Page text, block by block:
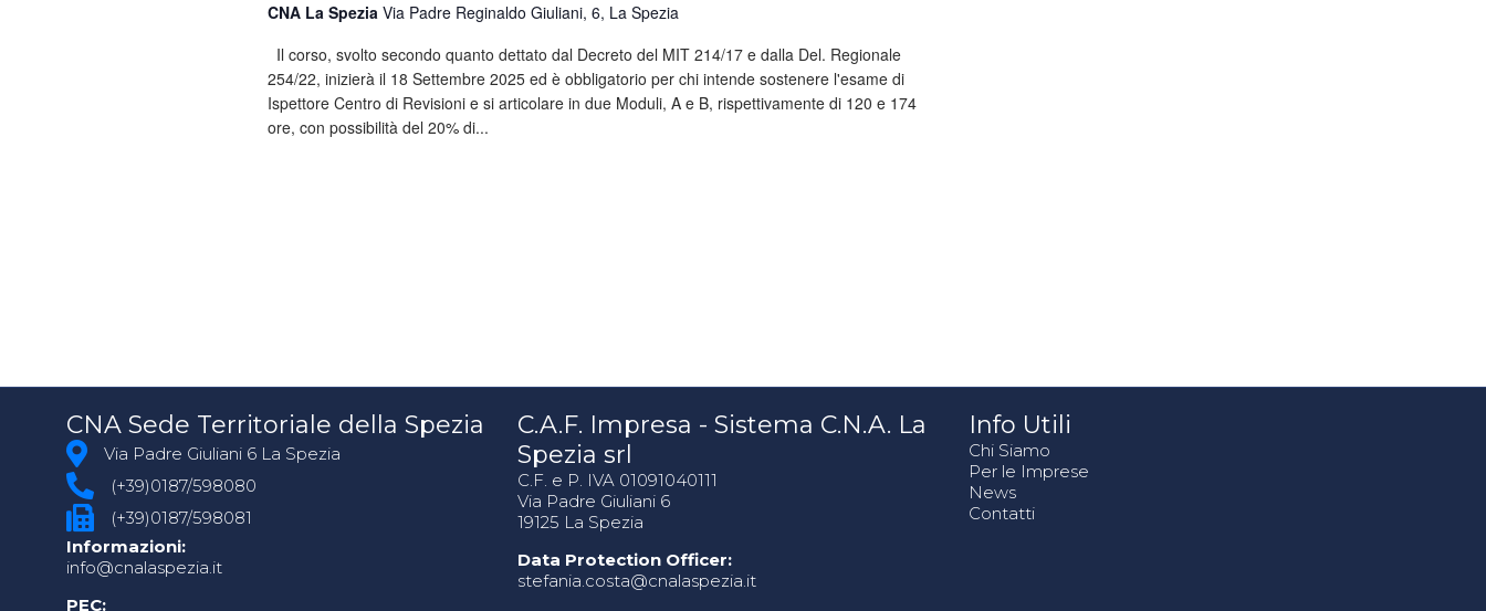
CNA La Spezia Via Padre Reginaldo Giuliani, 6, La Spezia
Il corso, svolto secondo quanto dettato dal Decreto del MIT 214/17 e dalla Del. Regionale
254/22, inizierà il 18 Settembre 2025 ed è obbligatorio per chi intende sostenere l'esame di
Ispettore Centro di Revisioni e si articolare in due Moduli, A e B, rispettivamente di 120 e 174
ore, con possibilità del 20% di...
CNA Sede Territoriale della Spezia
Via Padre Giuliani 6 La Spezia
(+39)0187/598080
(+39)0187/598081
Informazioni:
info@cnalaspezia.it
PEC:
C.A.F. Impresa - Sistema C.N.A. La
Spezia srl
C.F. e P. IVA 01091040111
Via Padre Giuliani 6
19125 La Spezia
Data Protection Officer:
stefania.costa@cnalaspezia.it
Info Utili
Chi Siamo
Per le Imprese
News
Contatti